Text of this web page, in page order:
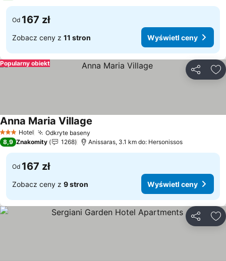
Od 167 zł
Zobacz ceny z 11 stron Wyświetl ceny
Popularny obiekt
3 Kategoria
Hotel Odkryte baseny
Anna Maria Village
8,9 Znakomity 1268 Anissaras, 3.1 km do: Hersonissos
Od 167 zł
Zobacz ceny z 9 stron Wyświetl ceny